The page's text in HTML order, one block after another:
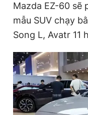
Đặt báo Quảng cáo
Tổng biên tập: Nguyễn
Phó tổng biên tập
Phó tổng biên tập: Trần
Tổng thư ký tòa soạn:
Giấy phép xuất bản số
© 2003-2026 Bản
chép dưới mọi hình
bản. Phát triển bởi ePi
Mazda EZ-60 sẽ
mẫu SUV chạy
Song L, Avatr 11